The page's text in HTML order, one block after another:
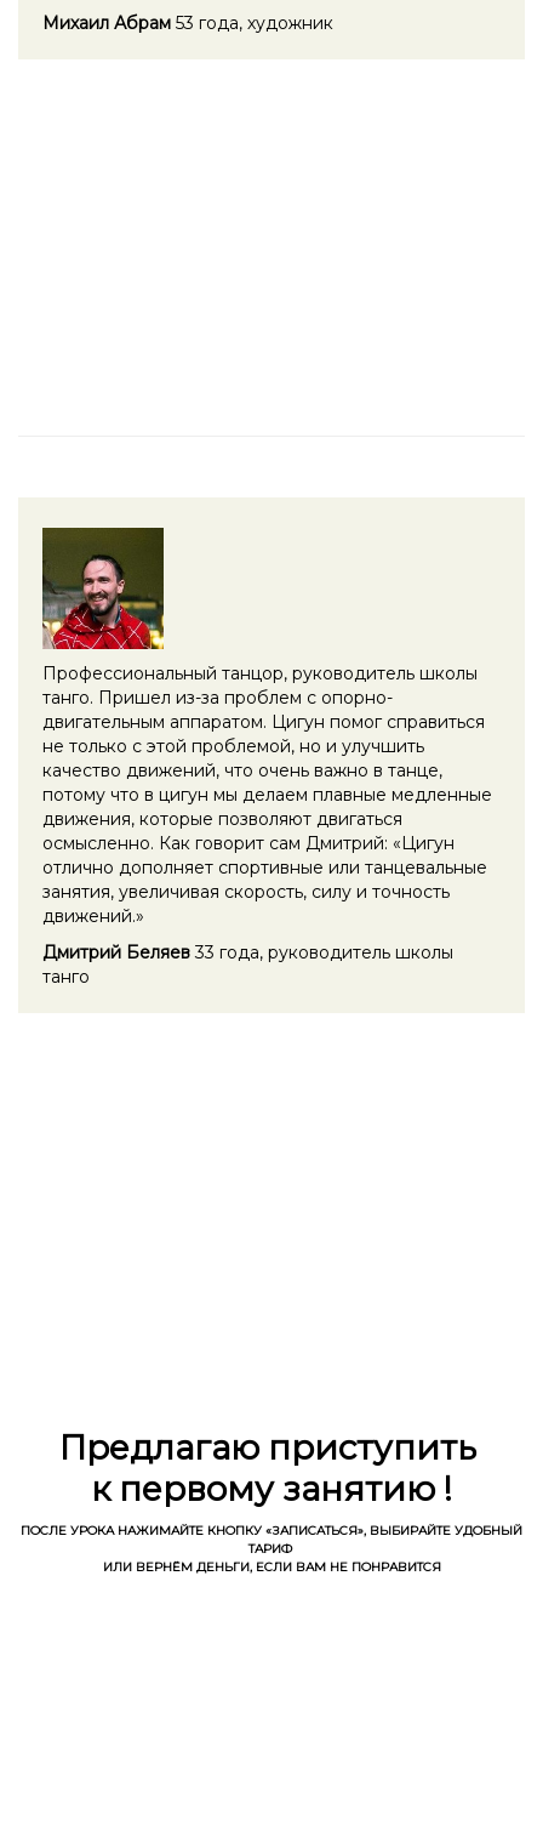
Михаил Абрам 53 года, художник
Профессиональный танцор, руководитель школы
танго. Пришел из-за проблем с опорно-
двигательным аппаратом. Цигун помог справиться
не только с этой проблемой, но и улучшить
качество движений, что очень важно в танце,
потому что в цигун мы делаем плавные медленные
движения, которые позволяют двигаться
осмысленно. Как говорит сам Дмитрий: «Цигун
отлично дополняет спортивные или танцевальные
занятия, увеличивая скорость, силу и точность
движений.»
Дмитрий Беляев33 года, руководитель школы
танго
Предлагаю приступить
к первому занятию !
ПОСЛЕ УРОКА НАЖИМАЙТЕ КНОПКУ «ЗАПИСАТЬСЯ», ВЫБИРАЙТЕ УДОБНЫЙ
ТАРИФ
ИЛИ ВЕРНЁМ ДЕНЬГИ, ЕСЛИ ВАМ НЕ ПОНРАВИТСЯ